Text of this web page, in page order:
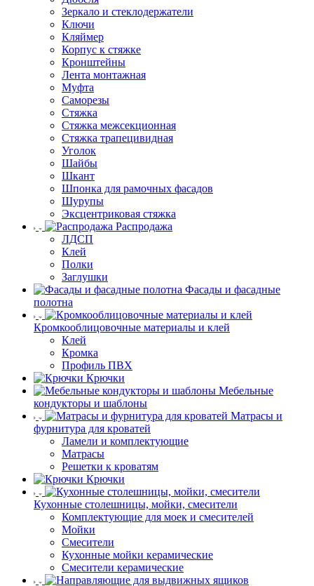
Зеркало и стеклодержатели
Ключи
Кляймер
Корпус к стяжке
Кронштейны
Лента монтажная
Муфта
Саморезы
Стяжка
Стяжка межсекционная
Стяжка трапецивидная
Уголок
Шайбы
Шкант
Шпонка для рамочных фасадов
Шурупы
Эксцентриковая стяжка
Распродажа
ЛДСП
Клей
Полки
Заглушки
Фасады и фасадные
полотна
Кромкооблицовочные материалы и клей
Клей
Кромка
Профиль ПВХ
Крючки
Мебельные
кондукторы и шаблоны
Матрасы и
фурнитура для кроватей
Ламели и комплектующие
Матрасы
Решетки к кроватям
Крючки
Кухонные столешницы, мойки, смесители
Комплектующие для моек и смесителей
Мойки
Смесители
Кухонные мойки керамические
Смесители керамические